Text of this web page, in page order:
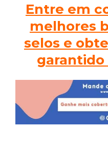
Entre em
melhores
selos e
garantido